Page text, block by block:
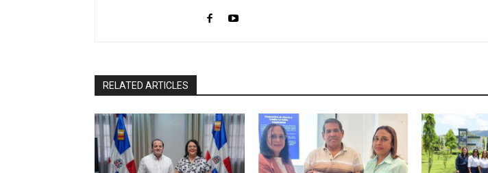
RELATED ARTICLES